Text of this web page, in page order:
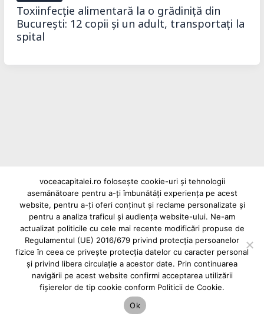
Toxiinfecție alimentară la o grădiniță din
București: 12 copii și un adult, transportați la
spital
Reclame și advertoriale pe Vocea Capitalei
Powered byINFINITUS ADVERTISING
voceacapitalei.ro folosește cookie-uri și tehnologii
asemănătoare pentru a-ți îmbunătăți experiența pe acest
website, pentru a-ți oferi conținut și reclame personalizate și
pentru a analiza traficul și audiența website-ului. Ne-am
actualizat politicile cu cele mai recente modificări propuse de
Regulamentul (UE) 2016/679 privind protecția persoanelor
fizice în ceea ce privește protecția datelor cu caracter personal
și privind libera circulație a acestor date. Prin continuarea
navigării pe acest website confirmi acceptarea utilizării
fișierelor de tip cookie conform Politicii de Cookie.
Ok